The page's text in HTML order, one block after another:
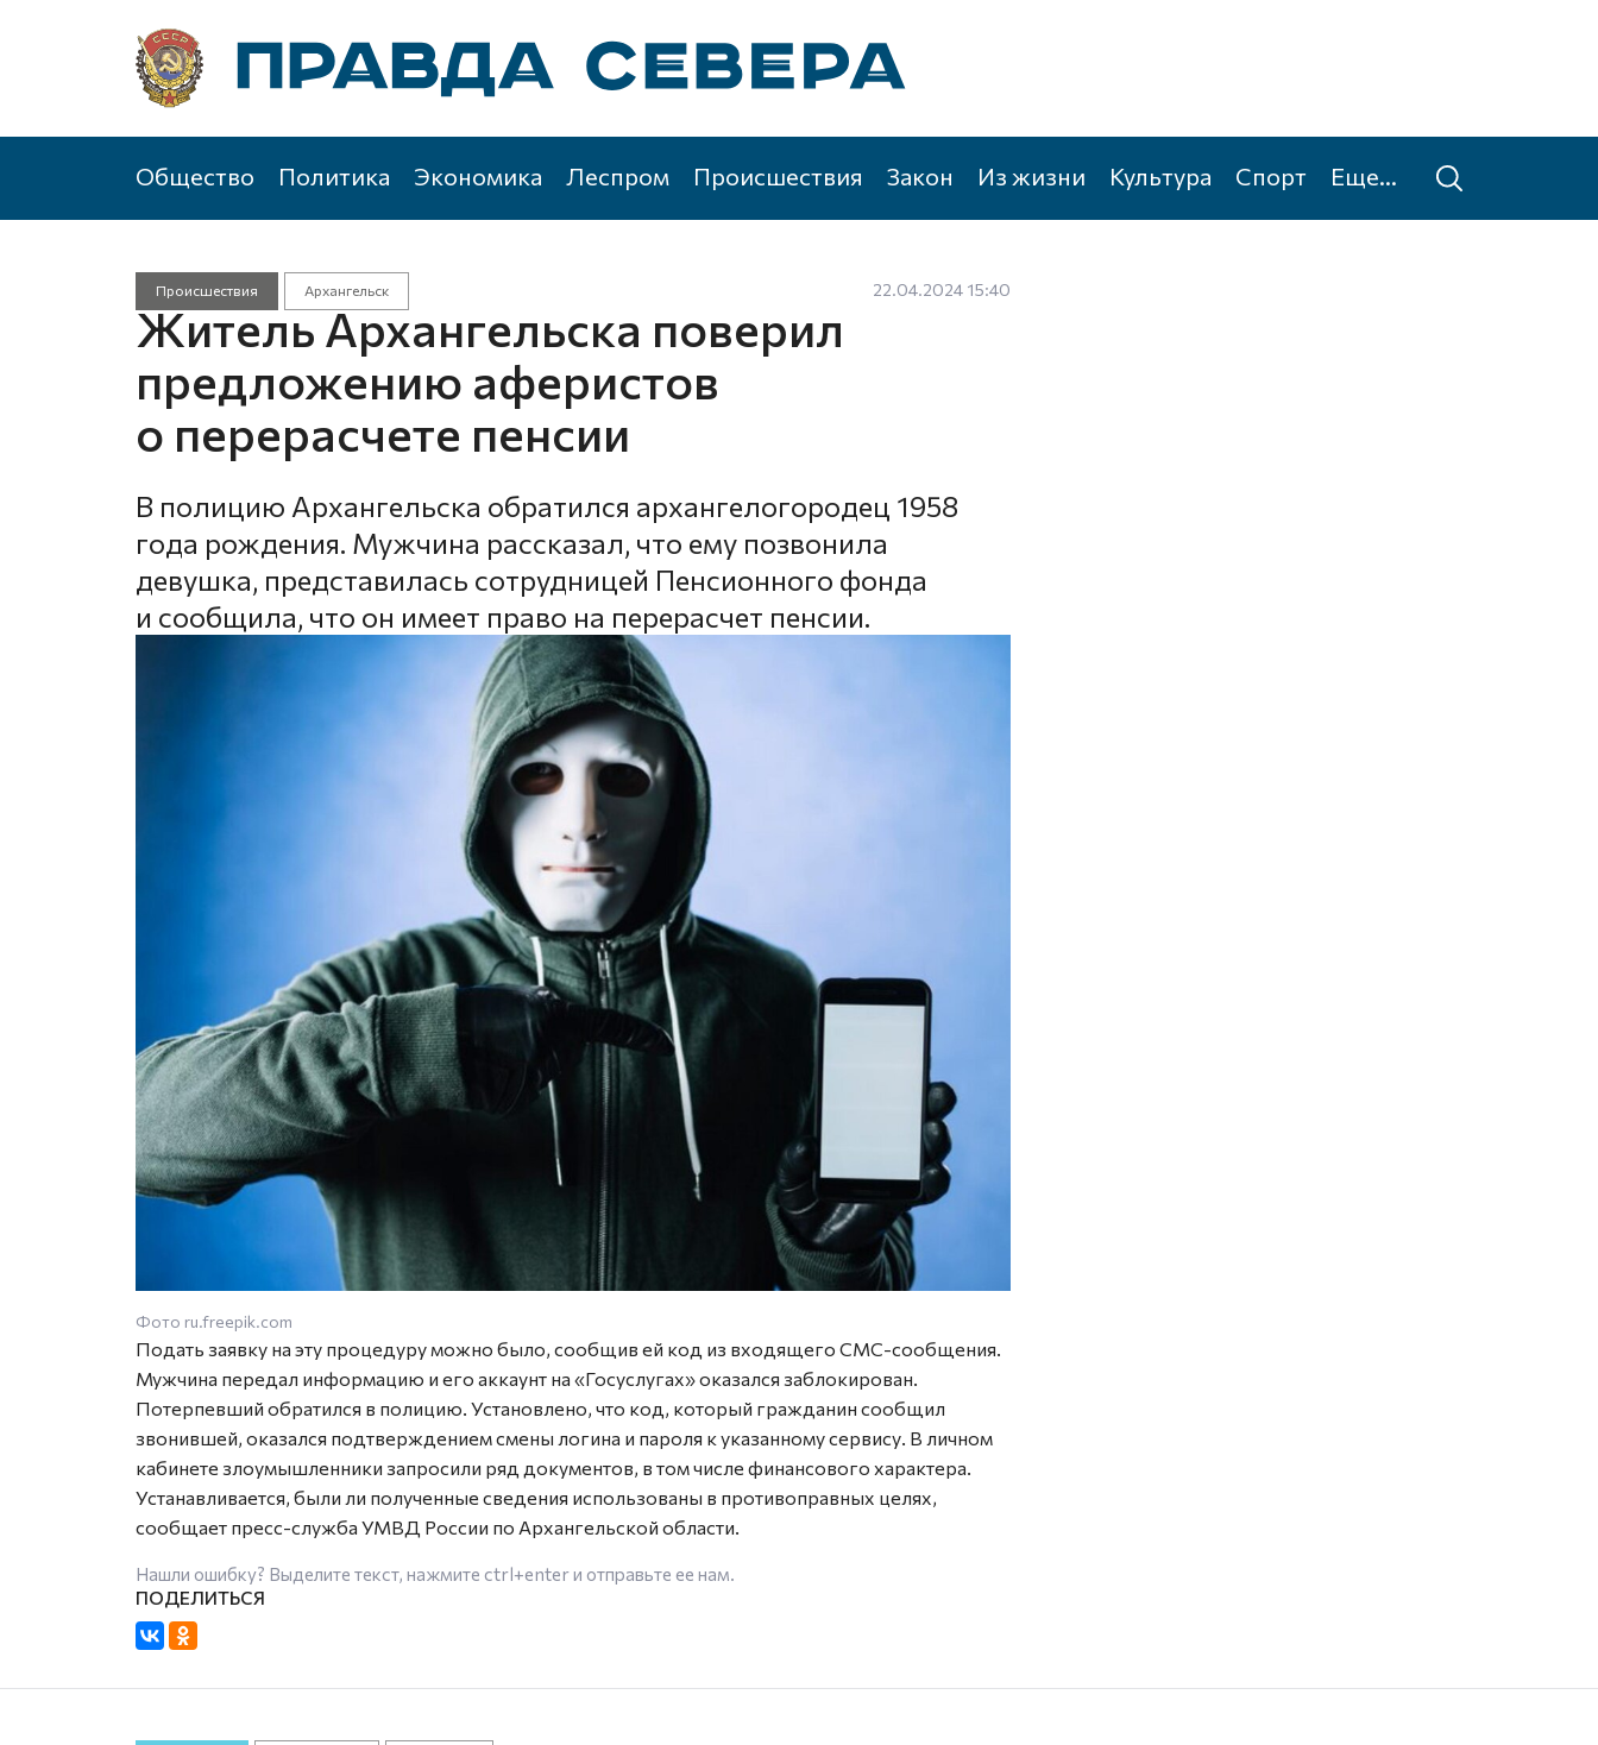
Общество Политика Экономика Леспром Происшествия Закон Из жизни Культура Спорт Еще...
Происшествия Архангельск 22.04.2024 15:40
Житель Архангельска поверил
предложению аферистов
о перерасчете пенсии
В полицию Архангельска обратился архангелогородец 1958
года рождения. Мужчина рассказал, что ему позвонила
девушка, представилась сотрудницей Пенсионного фонда
и сообщила, что он имеет право на перерасчет пенсии.
Фото ru.freepik.com
Подать заявку на эту процедуру можно было, сообщив ей код из входящего СМС-сообщения.
Мужчина передал информацию и его аккаунт на «Госуслугах» оказался заблокирован.
Потерпевший обратился в полицию. Установлено, что код, который гражданин сообщил
звонившей, оказался подтверждением смены логина и пароля к указанному сервису. В личном
кабинете злоумышленники запросили ряд документов, в том числе финансового характера.
Устанавливается, были ли полученные сведения использованы в противоправных целях,
сообщает пресс-служба УМВД России по Архангельской области.
Нашли ошибку? Выделите текст, нажмите ctrl+enterи отправьте ее нам.